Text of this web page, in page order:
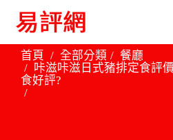
首頁 全部分類
餐廳
咔滋咔滋日式豬排定食評
食好評?